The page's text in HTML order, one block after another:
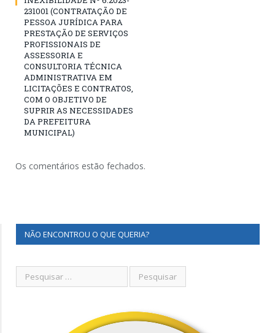
231001 (CONTRATAÇÃO DE
PESSOA JURÍDICA PARA
PRESTAÇÃO DE SERVIÇOS
PROFISSIONAIS DE
ASSESSORIA E
CONSULTORIA TÉCNICA
ADMINISTRATIVA EM
LICITAÇÕES E CONTRATOS,
COM O OBJETIVO DE
SUPRIR AS NECESSIDADES
DA PREFEITURA
MUNICIPAL)
Os comentários estão fechados.
NÃO ENCONTROU O QUE QUERIA?